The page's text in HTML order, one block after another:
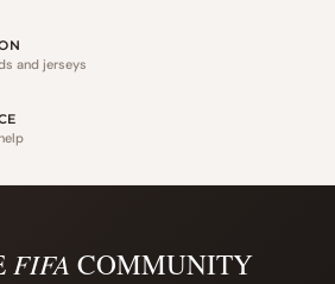
and jerseys
FIFA COMMUNITY